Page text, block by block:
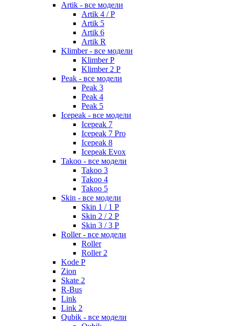
Artik - все модели
Artik 4 / P
Artik 5
Artik 6
Artik R
Klimber - все модели
Klimber P
Klimber 2 P
Peak - все модели
Peak 3
Peak 4
Peak 5
Icepeak - все модели
Icepeak 7
Icepeak 7 Pro
Icepeak 8
Icepeak Evox
Takoo - все модели
Takoo 3
Takoo 4
Takoo 5
Skin - все модели
Skin 1 / 1 P
Skin 2 / 2 P
Skin 3 / 3 P
Roller - все модели
Roller
Roller 2
Kode P
Zion
Skate 2
R-Bus
Link
Link 2
Qubik - все модели